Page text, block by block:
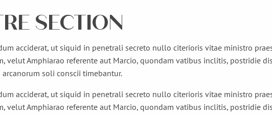
SECTION
acciderat, ut siquid in penetrali secreto nullo citerioris vitae ministro
velut Amphiarao referente aut Marcio, quondam vatibus inclitis, postridie
arcanorum soli conscii timebantur.
acciderat, ut siquid in penetrali secreto nullo citerioris vitae ministro
velut Amphiarao referente aut Marcio, quondam vatibus inclitis, postridie